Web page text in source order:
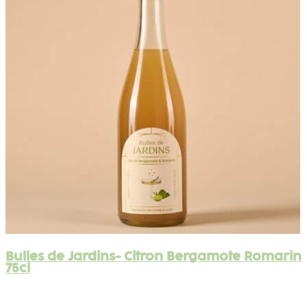
Bulles de Jardins- Citron Bergamote Romarin
75cl